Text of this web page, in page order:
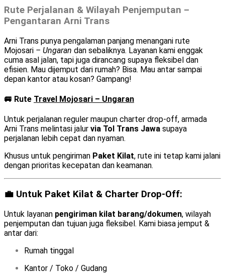
Rute Perjalanan & Wilayah Penjemputan –
Pengantaran Arni Trans
Arni Trans punya pengalaman panjang menangani rute
Mojosari – Ungaran dan sebaliknya. Layanan kami enggak
cuma asal jalan, tapi juga dirancang supaya fleksibel dan
efisien. Mau dijemput dari rumah? Bisa. Mau antar sampai
depan kantor atau kosan? Gampang!
🚐 Rute Travel Mojosari – Ungaran
Untuk perjalanan reguler maupun charter drop-off, armada
Arni Trans melintasi jalur via Tol Trans Jawa supaya
perjalanan lebih cepat dan nyaman.
Khusus untuk pengiriman Paket Kilat, rute ini tetap kami jalani
dengan prioritas kecepatan dan keamanan.
💼 Untuk Paket Kilat & Charter Drop-Off:
Untuk layanan pengiriman kilat barang/dokumen, wilayah
penjemputan dan tujuan juga fleksibel. Kami biasa jemput &
antar dari:
Rumah tinggal
Kantor / Toko / Gudang